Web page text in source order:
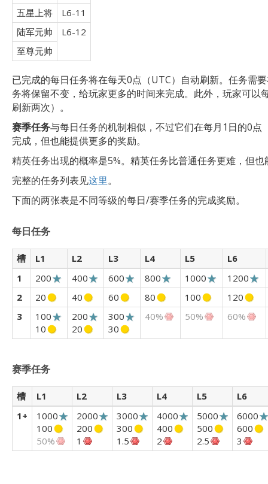
五星上将
L6-11
陆军元帅
L6-12
至尊元帅
已完成的每日任务将在每天0点（UTC）自动刷新。任务需
务将保留不变，给玩家更多的时间来完成。此外，玩家可以
刷新两次）。
赛季任务与每日任务的机制相似，不过它们在每月1日的0
完成，但也能提供更多的奖励。
精英任务出现的概率是5%。精英任务比普通任务更难，但
完整的任务列表见这里。
下面的两张表是不同等级的每日/赛季任务的完成奖励。
每日任务
槽 L1 L2 L3 L4 L5
L6
1
200 400 600 800 1000
1200
2
20 40 60 80 100
120
3
100
10
200
20
300
30
40% 50% 60%
赛季任务
槽 L1 L2 L3 L4 L5
L6
1+
1000
100
50%
2000
200
1
3000
300
1.5
4000
400
2
5000
500
2.5
6000
600
3